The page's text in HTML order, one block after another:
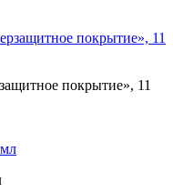
покрытие», 11